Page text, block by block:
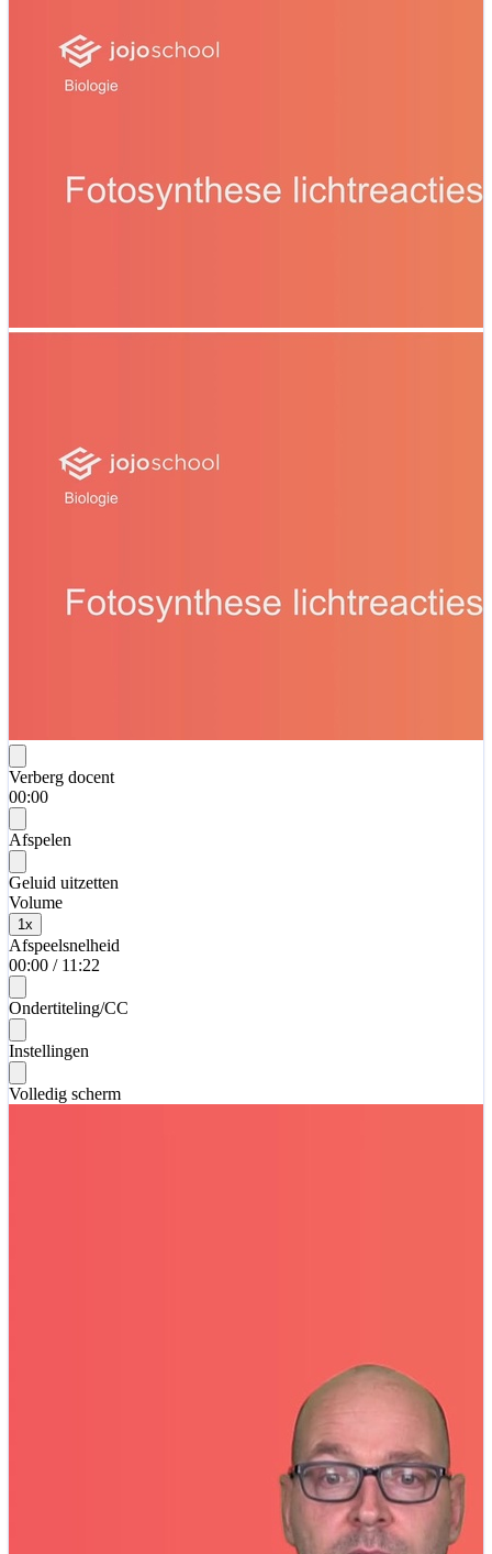
Verberg docent
00:00
Afspelen
Geluid uitzetten
Volume
1 x
Afspeelsnelheid
00:00 / 11:22
Ondertiteling/CC
Instellingen
Volledig scherm